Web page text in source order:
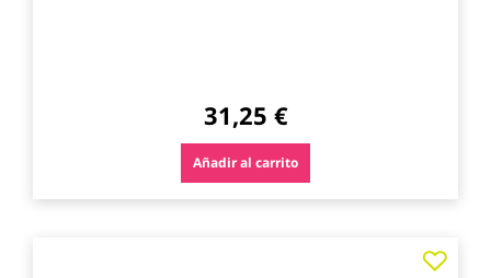
31,25 €
Añadir al carrito